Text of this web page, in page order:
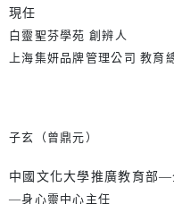
現任
白靈聖芬學苑 創辨人
上海集妍品牌管理公司 教育
子玄（曾鼎元）
中國文化大學推廣教育部
—身心靈中心主任